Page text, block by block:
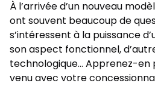
À l’arrivée d’un nouveau
ont souvent beaucoup de
s’intéressent à la puissance
son aspect fonctionnel,
technologique… Apprenez-en
venu avec votre